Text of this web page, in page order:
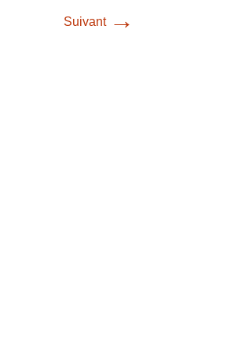
Suivant →